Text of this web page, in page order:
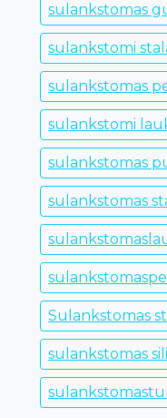
sulankstomas
sulankstomi
sulankstomas
sulankstomi
sulankstomas
sulankstomas
Sulankstomas
sulankstomas